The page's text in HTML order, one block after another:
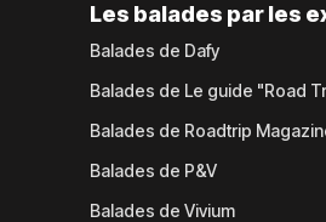
Les balades par les
Balades de Dafy
Balades de Le guide "Road
Balades de Roadtrip
Balades de P&V
Balades de Vivium